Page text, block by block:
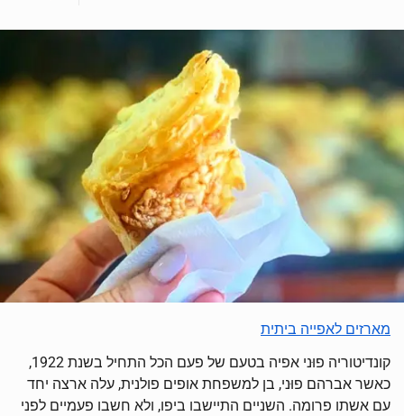
מארזים לאפייה ביתית
קונדיטוריה פוּני‏ אפיה בטעם של פעם הכל התחיל בשנת 1922,
כאשר אברהם פוּני‏, בן למשפחת אופים פולנית, עלה ארצה יחד
עם אשתו פרומה. השניים התיישבו ביפו, ולא חשבו פעמיים לפני